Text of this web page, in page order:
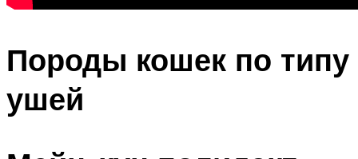
Породы кошек по типу
ушей